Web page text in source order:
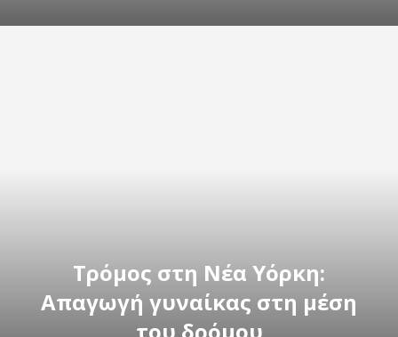
Τρόμος στη Νέα Υόρκη:
Απαγωγή γυναίκας στη μέση